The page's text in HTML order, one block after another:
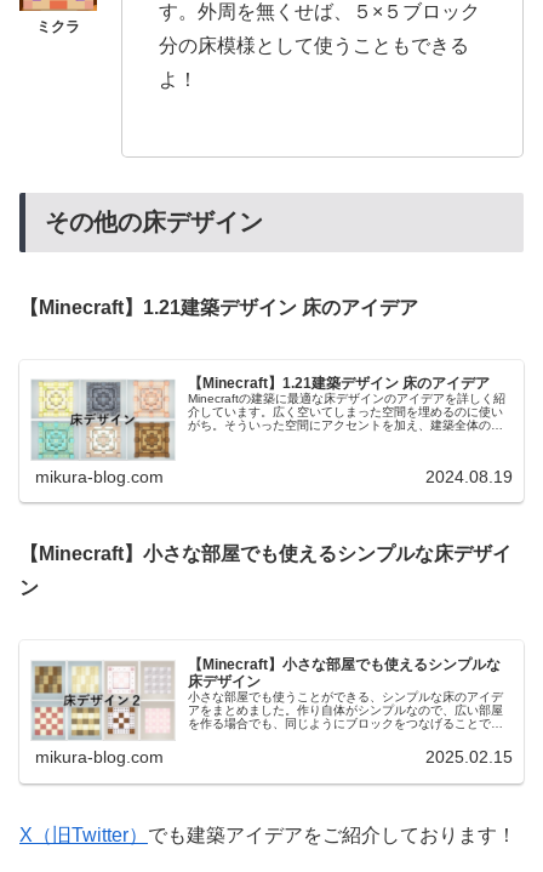
す。外周を無くせば、５×５ブロック
分の床模様として使うこともできる
よ！
その他の床デザイン
【Minecraft】1.21建築デザイン 床のアイデア
【Minecraft】1.21建築デザイン 床のアイデア
Minecraftの建築に最適な床デザインのアイデアを詳しく紹
介しています。広く空いてしまった空間を埋めるのに使い
がち。そういった空間にアクセントを加え、建築全体の雰
mikura-blog.com 2024.08.19
【Minecraft】小さな部屋でも使えるシンプルな床デザイ
ン
【Minecraft】小さな部屋でも使えるシンプルな
床デザイン
小さな部屋でも使うことができる、シンプルな床のアイデ
アをまとめました。作り自体がシンプルなので、広い部屋
を作る場合でも、同じようにブロックをつなげることで大
mikura-blog.com 2025.02.15
X（旧Twitter） でも建築アイデアをご紹介しております！